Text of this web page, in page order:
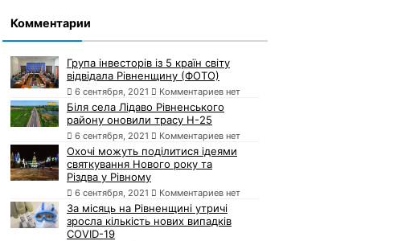
Комментарии
Група інвесторів із 5 країн світу
відвідала Рівненщину (ФОТО)
6 сентября, 2021 Комментариев нет
Біля села Лідаво Рівненського
району оновили трасу Н-25
6 сентября, 2021 Комментариев нет
Охочі можуть поділитися ідеями
святкування Нового року та
Різдва у Рівному
6 сентября, 2021 Комментариев нет
За місяць на Рівненщині утричі
зросла кількість нових випадків
COVID-19